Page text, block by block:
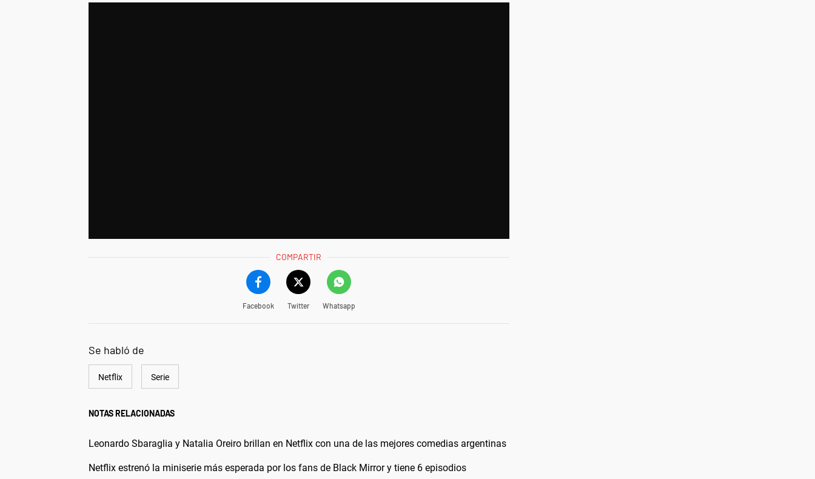
COMPARTIR
Facebook Twitter Whatsapp
Se habló de
Netflix Serie
NOTAS RELACIONADAS
Leonardo Sbaraglia y Natalia Oreiro brillan en Netflix con una de las mejores comedias argentinas
Netflix estrenó la miniserie más esperada por los fans de Black Mirror y tiene 6 episodios